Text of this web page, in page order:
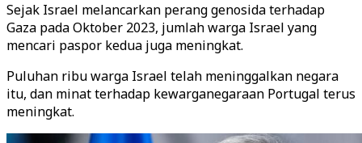
Sejak Israel melancarkan perang genosida terhadap
Gaza pada Oktober 2023, jumlah warga Israel yang
mencari paspor kedua juga meningkat.
Puluhan ribu warga Israel telah meninggalkan negara
itu, dan minat terhadap kewarganegaraan Portugal terus
meningkat.